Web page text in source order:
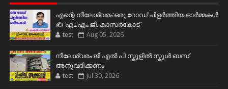
എന്റെ നീലേശ്വരം:ഒരു റോഡ് പിളർത്തിയ ഓർമ്മകൾ
✍️ എം.എം.ജി. കാസർകോട്
test Aug 05, 2026
നീലേശ്വരം ജി എൽ പി സ്കൂളിൽ സ്കൂൾ ബസ്
അനുവദിക്കണം
test Jul 30, 2026